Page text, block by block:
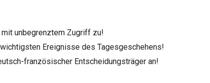
unbegrenztem Zugriff zu!
Ereignisse des Tagesgeschehens!
französischer Entscheidungsträger an!